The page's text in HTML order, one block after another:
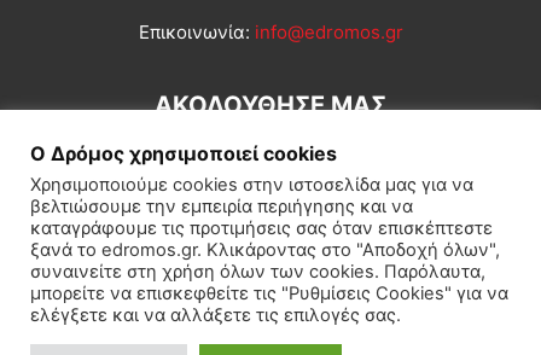
Επικοινωνία: info@edromos.gr
ΑΚΟΛΟΥΘΗΣΕ ΜΑΣ
Εγγραφή συνδρομητή Πολιτική Διεθνή Κοινωνία
Πολιτισμός Αφιερώματα
Ο Δρόμος χρησιμοποιεί cookies
Χρησιμοποιούμε cookies στην ιστοσελίδα μας για να
βελτιώσουμε την εμπειρία περιήγησης και να
καταγράφουμε τις προτιμήσεις σας όταν επισκέπτεστε
ξανά το edromos.gr. Κλικάροντας στο "Αποδοχή όλων",
συναινείτε στη χρήση όλων των cookies. Παρόλαυτα,
μπορείτε να επισκεφθείτε τις "Ρυθμίσεις Cookies" για να
ελέγξετε και να αλλάξετε τις επιλογές σας.